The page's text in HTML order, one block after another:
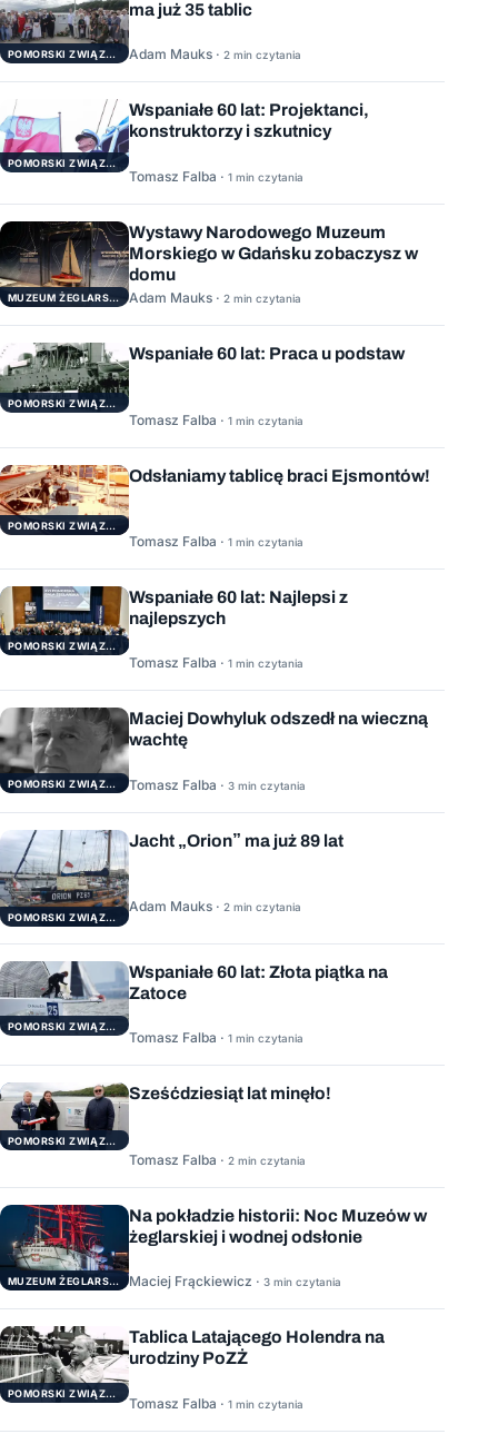
POMORSKI ZWIĄZEK ŻEGLARSKI
ma już 35 tablic
Adam Mauks · 2 min czytania
POMORSKI ZWIĄZEK ŻEGLARSKI
Wspaniałe 60 lat: Projektanci,
konstruktorzy i szkutnicy
Tomasz Falba · 1 min czytania
MUZEUM ŻEGLARSTWA POMORSKIEGO
Wystawy Narodowego Muzeum
Morskiego w Gdańsku zobaczysz w
domu
Adam Mauks · 2 min czytania
POMORSKI ZWIĄZEK ŻEGLARSKI
Wspaniałe 60 lat: Praca u podstaw
Tomasz Falba · 1 min czytania
POMORSKI ZWIĄZEK ŻEGLARSKI
Odsłaniamy tablicę braci Ejsmontów!
Tomasz Falba · 1 min czytania
POMORSKI ZWIĄZEK ŻEGLARSKI
Wspaniałe 60 lat: Najlepsi z
najlepszych
Tomasz Falba · 1 min czytania
POMORSKI ZWIĄZEK ŻEGLARSKI
Maciej Dowhyluk odszedł na wieczną
wachtę
Tomasz Falba · 3 min czytania
POMORSKI ZWIĄZEK ŻEGLARSKI
Jacht „Orion” ma już 89 lat
Adam Mauks · 2 min czytania
POMORSKI ZWIĄZEK ŻEGLARSKI
Wspaniałe 60 lat: Złota piątka na
Zatoce
Tomasz Falba · 1 min czytania
POMORSKI ZWIĄZEK ŻEGLARSKI
Sześćdziesiąt lat minęło!
Tomasz Falba · 2 min czytania
MUZEUM ŻEGLARSTWA POMORSKIEGO
Na pokładzie historii: Noc Muzeów w
żeglarskiej i wodnej odsłonie
Maciej Frąckiewicz · 3 min czytania
POMORSKI ZWIĄZEK ŻEGLARSKI
Tablica Latającego Holendra na
urodziny PoZŻ
Tomasz Falba · 1 min czytania